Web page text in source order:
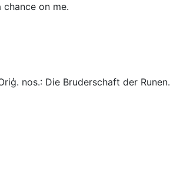
on me.
nos.: Die Bruderschaft der Runen.